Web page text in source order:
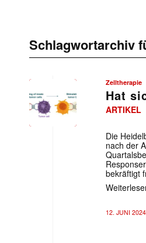
Schlagwortarchiv
Zelltherapie
Hat
ARTIKEL
Die
nach der
bekräftigt
12. JUNI 2024